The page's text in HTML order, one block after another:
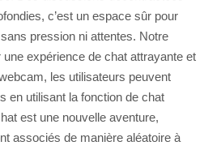
c’est un espace sûr pour
pression ni attentes. Notre
une expérience de chat attrayante et
les utilisateurs peuvent
en utilisant la fonction de chat
est une nouvelle aventure,
associés de manière aléatoire à